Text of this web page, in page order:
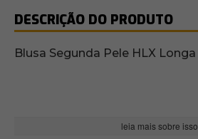
DESCRIÇÃO DO PRODUTO
Blusa Segunda Pele HLX Longa
leia mais sobre isso